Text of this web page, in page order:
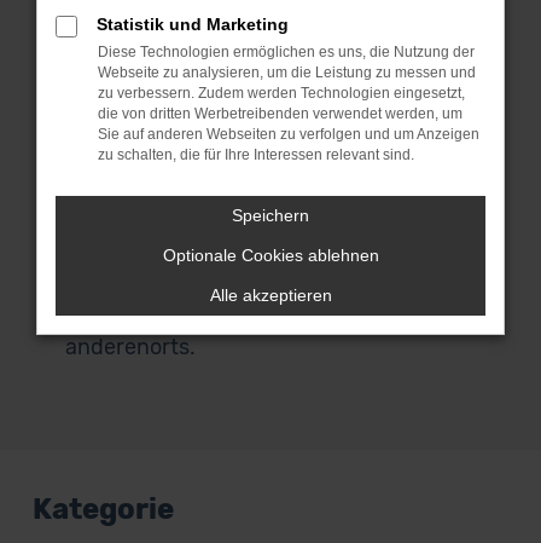
und du durchweg scheckheftgepflegte
Autos erhältst. Wir sprechen dabei von
Fahrzeuge für den einheimischen Markt
und ausdrücklich nicht von EU-
Importen. Auch, wenn du in Würzburg
zuhause bist und nicht zu uns nach
Garching bei München kommen
möchtest, bist du herzlich willkommen.
Unser Lieferdienst macht es möglich
und stellt dir dein Fahrzeug direkt vor
deine Haustür – ob in Würzburg oder
anderenorts.
Kategorie
Statistik und Marketing
Diese Technologien ermöglichen es uns, die Nutzung der
Webseite zu analysieren, um die Leistung zu messen und
zu verbessern. Zudem werden Technologien eingesetzt,
die von dritten Werbetreibenden verwendet werden, um
Sie auf anderen Webseiten zu verfolgen und um Anzeigen
zu schalten, die für Ihre Interessen relevant sind.
Speichern
Optionale Cookies ablehnen
Alle akzeptieren